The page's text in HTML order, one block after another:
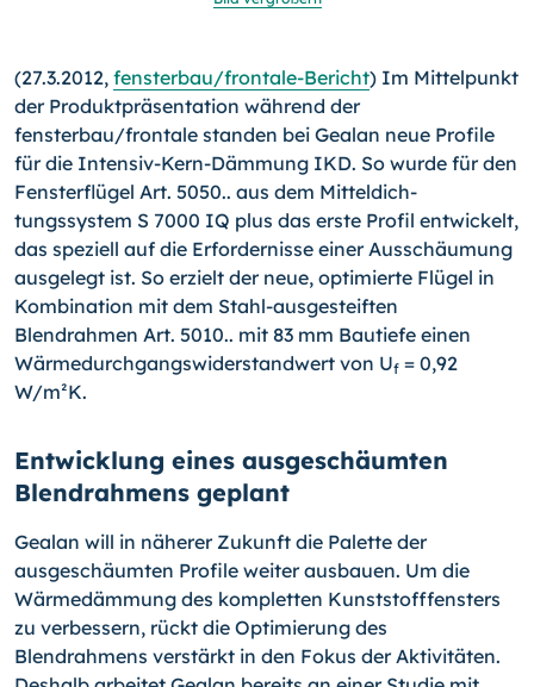
(27.3.2012, fensterbau/frontale-Bericht) Im Mittelpunkt
der Produktpräsentation während der
fensterbau/frontale standen bei Gealan neue Profile
für die Intensiv-Kern-Dämmung IKD. So wurde für den
Fensterflügel Art. 5050.. aus dem Mitteldich­
tungssystem S 7000 IQ plus das erste Profil entwickelt,
das speziell auf die Erfordernisse einer Ausschäumung
ausgelegt ist. So erzielt der neue, optimierte Flügel in
Kombination mit dem Stahl-ausgesteiften
Blendrahmen Art. 5010.. mit 83 mm Bautiefe einen
Wärmedurchgangswiderstandwert von Uf = 0,92
W/m²K.
Entwicklung eines ausgeschäumten
Blendrahmens geplant
Gealan will in näherer Zukunft die Palette der
ausgeschäumten Profile weiter ausbau­en. Um die
Wärmedämmung des kompletten Kunststofffensters
zu verbessern, rückt die Optimierung des
Blendrahmens verstärkt in den Fokus der Aktivitäten.